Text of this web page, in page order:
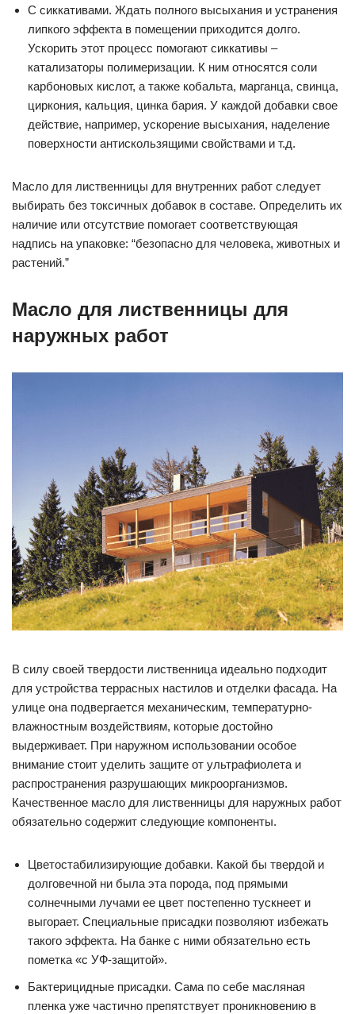
С сиккативами. Ждать полного высыхания и устранения
липкого эффекта в помещении приходится долго.
Ускорить этот процесс помогают сиккативы –
катализаторы полимеризации. К ним относятся соли
карбоновых кислот, а также кобальта, марганца, свинца,
циркония, кальция, цинка бария. У каждой добавки свое
действие, например, ускорение высыхания, наделение
поверхности антискользящими свойствами и т.д.
Масло для лиственницы для внутренних работ следует
выбирать без токсичных добавок в составе. Определить их
наличие или отсутствие помогает соответствующая
надпись на упаковке: “безопасно для человека, животных и
растений.”
Масло для лиственницы для
наружных работ
В силу своей твердости лиственница идеально подходит
для устройства террасных настилов и отделки фасада. На
улице она подвергается механическим, температурно-
влажностным воздействиям, которые достойно
выдерживает. При наружном использовании особое
внимание стоит уделить защите от ультрафиолета и
распространения разрушающих микроорганизмов.
Качественное масло для лиственницы для наружных работ
обязательно содержит следующие компоненты.
Цветостабилизирующие добавки. Какой бы твердой и
долговечной ни была эта порода, под прямыми
солнечными лучами ее цвет постепенно тускнеет и
выгорает. Специальные присадки позволяют избежать
такого эффекта. На банке с ними обязательно есть
пометка «с УФ-защитой».
Бактерицидные присадки. Сама по себе масляная
пленка уже частично препятствует проникновению в